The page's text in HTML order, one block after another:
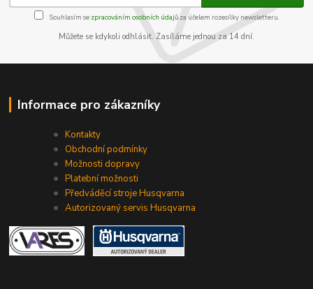
Souhlasím se zpracováním osobních údajůza účelem rozesílky newsletteru.
Můžete se kdykoli odhlásit. Zasíláme jednou za 14 dní.
Informace pro zákazníky
Kontakty
Obchodní podmínky
Možnosti dopravy
Platební možnosti
Předváděcí stroje Husqvarna
Autorizovaný servis Husqvarna